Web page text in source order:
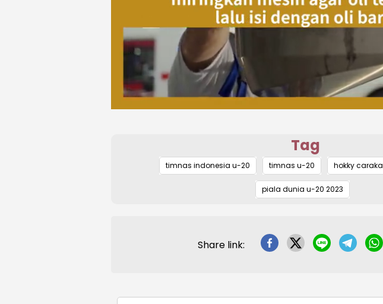
Tag
timnas indonesia u-20 timnas u-20 hokky caraka
piala dunia u-20 2023
Share link: